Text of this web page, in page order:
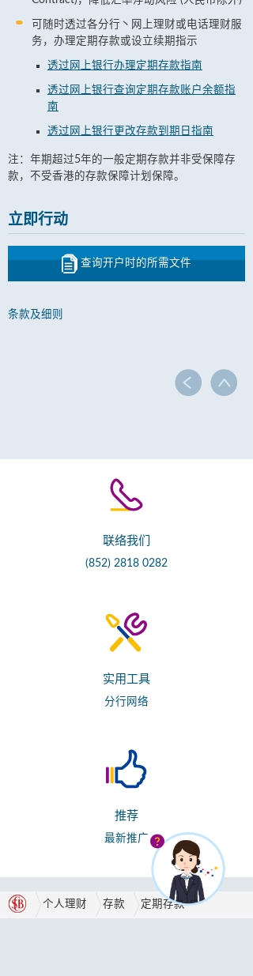
可随时透过各分行丶网上理财或电话理财服
务，办理定期存款或设立续期指示
透过网上银行办理定期存款指南
透过网上银行查询定期存款账户余额指
南
透过网上银行更改存款到期日指南
注：年期超过5年的一般定期存款并非受保障存
款，不受香港的存款保障计划保障。
立即行动
查询开户时的所需文件
条款及细则
联络我们
(852) 2818 0282
实用工具
分行网络
推荐
最新推广
个人理财 存款 定期存款